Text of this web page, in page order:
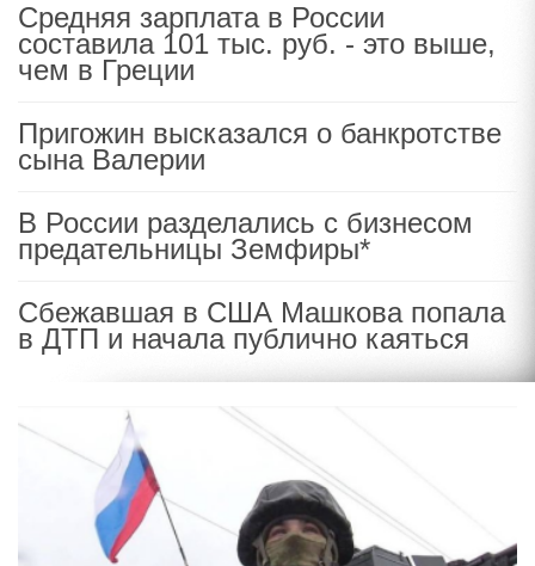
Средняя зарплата в России
составила 101 тыс. руб. - это выше,
чем в Греции
Пригожин высказался о банкротстве
сына Валерии
В России разделались с бизнесом
предательницы Земфиры*
Сбежавшая в США Машкова попала
в ДТП и начала публично каяться